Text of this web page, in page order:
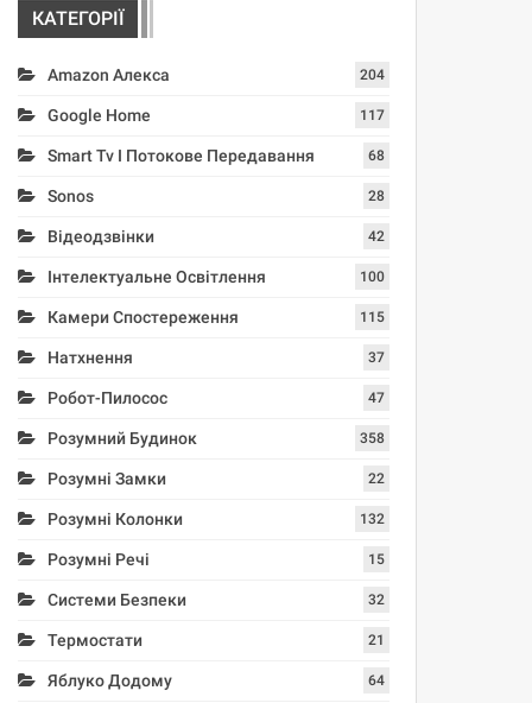
КАТЕГОРІЇ
Amazon Алекса 204
Google Home 117
Smart Tv І Потокове Передавання 68
Sonos 28
Відеодзвінки 42
Інтелектуальне Освітлення 100
Камери Спостереження 115
Натхнення 37
Робот-Пилосос 47
Розумний Будинок 358
Розумні Замки 22
Розумні Колонки 132
Розумні Речі 15
Системи Безпеки 32
Термостати 21
Яблуко Додому 64